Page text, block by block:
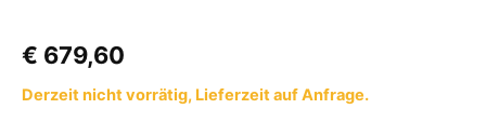
€ 679,60
Derzeit nicht vorrätig, Lieferzeit auf Anfrage.